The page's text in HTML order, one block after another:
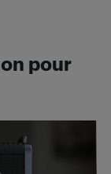
pour